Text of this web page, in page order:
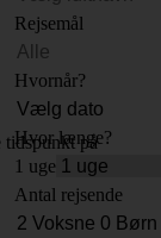
Rejsemål
Hvornår?
Hvor længe?
1 uge
Antal rejsende
på